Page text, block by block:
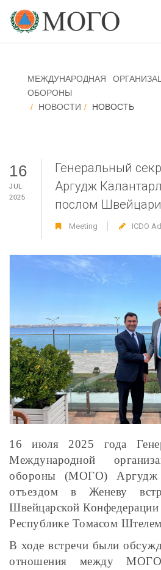
МЕЖДУНАРОДНАЯ
ОБОРОНЫ
НОВОСТИ
НОВОСТЬ
16
JUL
2025
Генеральный
Аргудж
послом
Meeting ICDO
16 июля 2025 года
Международной
обороны (МОГО) Аргудж
отъездом в Женеву
Швейцарской
Республике Томасом
В ходе встречи были
отношения между